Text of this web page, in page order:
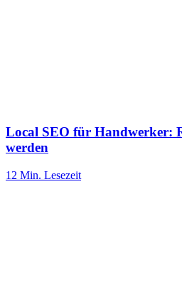
Local SEO für Handwerker:
werden
12 Min. Lesezeit